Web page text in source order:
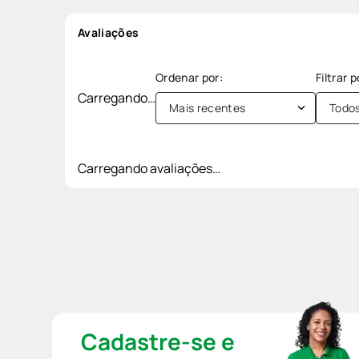
Avaliações
Carregando…
Mais recentes
Carregando avaliações…
Cadastre-se e